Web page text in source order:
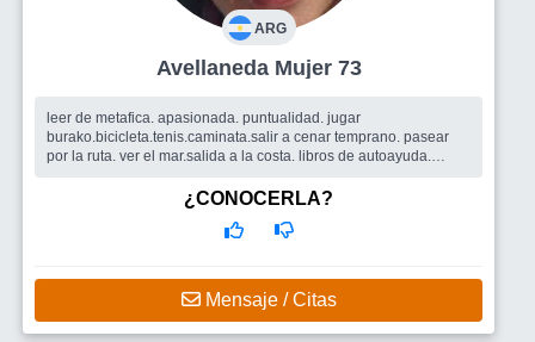
ARG
Avellaneda Mujer 73
leer de metafica. apasionada. puntualidad. jugar
burako.bicicleta.tenis.caminata.salir a cenar temprano. pasear
por la ruta. ver el mar.salida a la costa. libros de autoayuda.
me gustaria tener amigos,compañeros y pareja con un
¿CONOCERLA?
Mensaje / Citas